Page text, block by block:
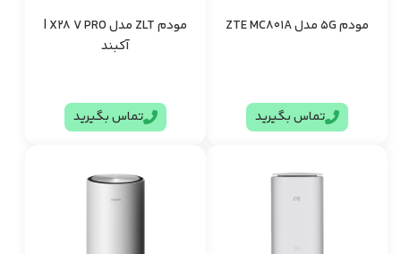
مودم 5G مدل ZTE MC801A
تماس بگیرید
مودم ZLT مدل X28 V PRO |
آکبند
تماس بگیرید